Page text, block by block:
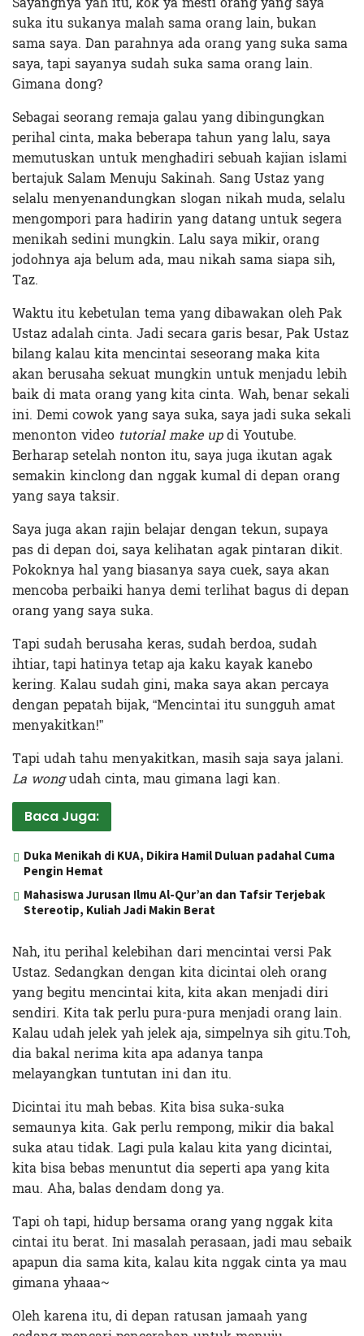
suka itu sukanya malah sama orang lain, bukan
sama saya. Dan parahnya ada orang yang suka sama
saya, tapi sayanya sudah suka sama orang lain.
Gimana dong?
Sebagai seorang remaja galau yang dibingungkan
perihal cinta, maka beberapa tahun yang lalu, saya
memutuskan untuk menghadiri sebuah kajian islami
bertajuk Salam Menuju Sakinah. Sang Ustaz yang
selalu menyenandungkan slogan nikah muda, selalu
mengompori para hadirin yang datang untuk segera
menikah sedini mungkin. Lalu saya mikir, orang
jodohnya aja belum ada, mau nikah sama siapa sih,
Taz.
Waktu itu kebetulan tema yang dibawakan oleh Pak
Ustaz adalah cinta. Jadi secara garis besar, Pak Ustaz
bilang kalau kita mencintai seseorang maka kita
akan berusaha sekuat mungkin untuk menjadu lebih
baik di mata orang yang kita cinta. Wah, benar sekali
ini. Demi cowok yang saya suka, saya jadi suka sekali
menonton video tutorial make updi Youtube.
Berharap setelah nonton itu, saya juga ikutan agak
semakin kinclong dan nggak kumal di depan orang
yang saya taksir.
Saya juga akan rajin belajar dengan tekun, supaya
pas di depan doi, saya kelihatan agak pintaran dikit.
Pokoknya hal yang biasanya saya cuek, saya akan
mencoba perbaiki hanya demi terlihat bagus di depan
orang yang saya suka.
Tapi sudah berusaha keras, sudah berdoa, sudah
ihtiar, tapi hatinya tetap aja kaku kayak kanebo
kering. Kalau sudah gini, maka saya akan percaya
dengan pepatah bijak, “Mencintai itu sungguh amat
menyakitkan!”
Tapi udah tahu menyakitkan, masih saja saya jalani.
La wongudah cinta, mau gimana lagi kan.
Baca Juga:
Duka Menikah di KUA, Dikira Hamil Duluan padahal Cuma
Pengin Hemat
Mahasiswa Jurusan Ilmu Al-Qur’an dan Tafsir Terjebak
Stereotip, Kuliah Jadi Makin Berat
Nah, itu perihal kelebihan dari mencintai versi Pak
Ustaz. Sedangkan dengan kita dicintai oleh orang
yang begitu mencintai kita, kita akan menjadi diri
sendiri. Kita tak perlu pura-pura menjadi orang lain.
Kalau udah jelek yah jelek aja, simpelnya sih gitu.Toh,
dia bakal nerima kita apa adanya tanpa
melayangkan tuntutan ini dan itu.
Dicintai itu mah bebas. Kita bisa suka-suka
semaunya kita. Gak perlu rempong, mikir dia bakal
suka atau tidak. Lagi pula kalau kita yang dicintai,
kita bisa bebas menuntut dia seperti apa yang kita
mau. Aha, balas dendam dong ya.
Tapi oh tapi, hidup bersama orang yang nggak kita
cintai itu berat. Ini masalah perasaan, jadi mau sebaik
apapun dia sama kita, kalau kita nggak cinta ya mau
gimana yhaaa~
Oleh karena itu, di depan ratusan jamaah yang